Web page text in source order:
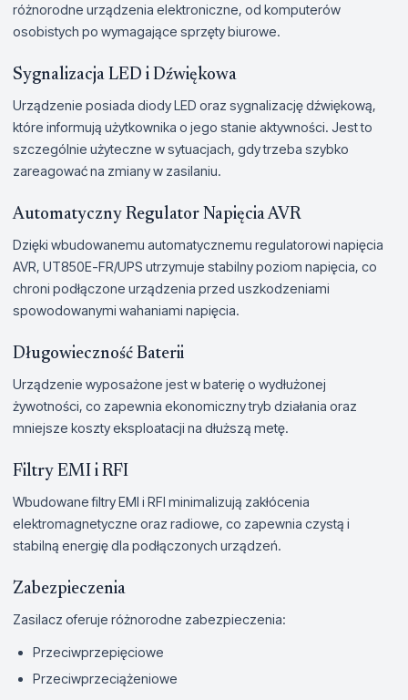
różnorodne urządzenia elektroniczne, od komputerów
osobistych po wymagające sprzęty biurowe.
Sygnalizacja LED i Dźwiękowa
Urządzenie posiada diody LED oraz sygnalizację dźwiękową,
które informują użytkownika o jego stanie aktywności. Jest to
szczególnie użyteczne w sytuacjach, gdy trzeba szybko
zareagować na zmiany w zasilaniu.
Automatyczny Regulator Napięcia AVR
Dzięki wbudowanemu automatycznemu regulatorowi napięcia
AVR, UT850E-FR/UPS utrzymuje stabilny poziom napięcia, co
chroni podłączone urządzenia przed uszkodzeniami
spowodowanymi wahaniami napięcia.
Długowieczność Baterii
Urządzenie wyposażone jest w baterię o wydłużonej
żywotności, co zapewnia ekonomiczny tryb działania oraz
mniejsze koszty eksploatacji na dłuższą metę.
Filtry EMI i RFI
Wbudowane filtry EMI i RFI minimalizują zakłócenia
elektromagnetyczne oraz radiowe, co zapewnia czystą i
stabilną energię dla podłączonych urządzeń.
Zabezpieczenia
Zasilacz oferuje różnorodne zabezpieczenia:
Przeciwprzepięciowe
Przeciwprzeciążeniowe